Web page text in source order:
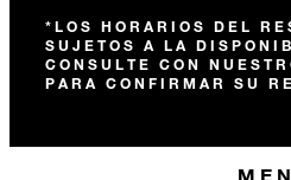
*LOS HORARIOS DEL
SUJETOS A LA
CONSULTE CON
PARA CONFIRMAR SU